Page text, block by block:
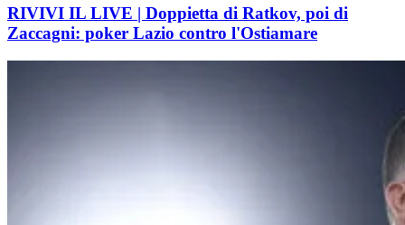
RIVIVI IL LIVE | Doppietta di Ratkov, poi di
Zaccagni: poker Lazio contro l'Ostiamare